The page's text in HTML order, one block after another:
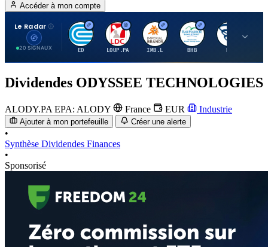
Accéder à mon compte
Le Radar
20 SIGNAUX
C
ED
L
LOUP.PA
I
IMB.L
B
BHB
B
Dividendes ODYSSEE TECHNOLOGIES
ALODY.PA EPA: ALODY France EUR Industrie
Ajouter à mon portefeuille Créer une alerte
•
Synthèse Dividendes Finances
•
Sponsorisé